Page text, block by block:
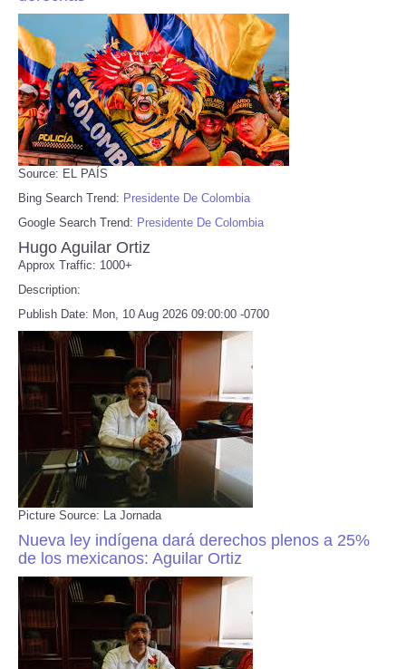
Source: EL PAÍS
Bing Search Trend: Presidente De Colombia
Google Search Trend: Presidente De Colombia
Hugo Aguilar Ortiz
Approx Traffic: 1000+
Description:
Publish Date: Mon, 10 Aug 2026 09:00:00 -0700
Picture Source: La Jornada
Nueva ley indígena dará derechos plenos a 25%
de los mexicanos: Aguilar Ortiz